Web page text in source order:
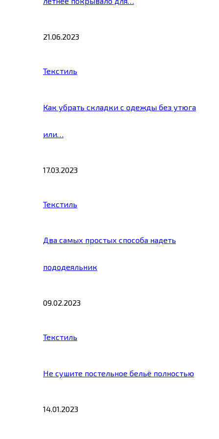
21.06.2023
Текстиль
Как убрать складки с одежды без утюга
или…
17.03.2023
Текстиль
Два самых простых способа надеть
пододеяльник
09.02.2023
Текстиль
Не сушите постельное бельё полностью
14.01.2023